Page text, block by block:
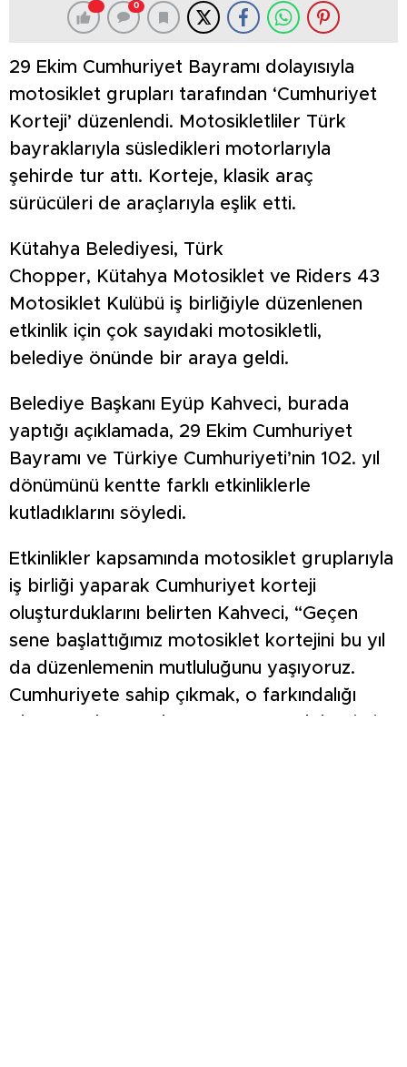
0
29 Ekim Cumhuriyet Bayramı dolayısıyla
motosiklet grupları tarafından ‘Cumhuriyet
Korteji’ düzenlendi. Motosikletliler Türk
bayraklarıyla süsledikleri motorlarıyla
şehirde tur attı. Korteje, klasik araç
sürücüleri de araçlarıyla eşlik etti.
Kütahya Belediyesi, Türk
Chopper, Kütahya Motosiklet ve Riders 43
Motosiklet Kulübü iş birliğiyle düzenlenen
etkinlik için çok sayıdaki motosikletli,
belediye önünde bir araya geldi.
Belediye Başkanı Eyüp Kahveci, burada
yaptığı açıklamada, 29 Ekim Cumhuriyet
Bayramı ve Türkiye Cumhuriyeti’nin 102. yıl
dönümünü kentte farklı etkinliklerle
kutladıklarını söyledi.
Etkinlikler kapsamında motosiklet gruplarıyla
iş birliği yaparak Cumhuriyet korteji
oluşturduklarını belirten Kahveci, “Geçen
sene başlattığımız motosiklet kortejini bu yıl
da düzenlemenin mutluluğunu yaşıyoruz.
Cumhuriyete sahip çıkmak, o farkındalığı